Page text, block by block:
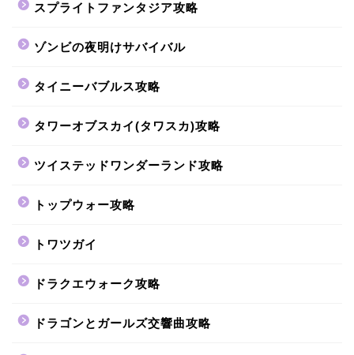
スプライトファンタジア攻略
ゾンビの夜明けサバイバル
タイニーバブルス攻略
タワーオブスカイ(タワスカ)攻略
ツイステッドワンダーランド攻略
トップウォー攻略
トワツガイ
ドラクエウォーク攻略
ドラゴンとガールズ交響曲攻略